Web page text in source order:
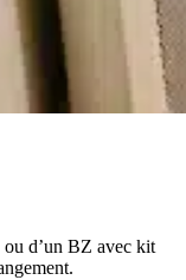
ou d’un BZ avec kit